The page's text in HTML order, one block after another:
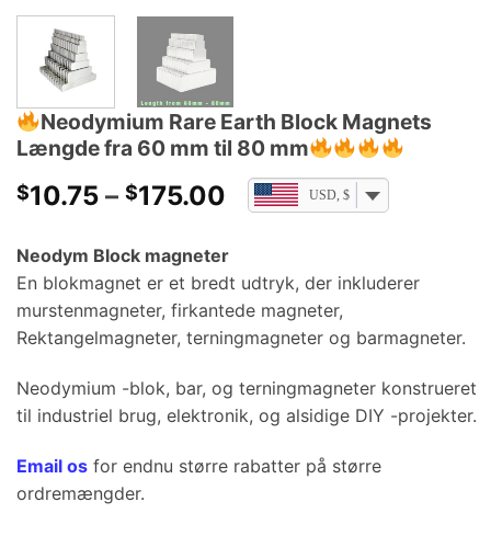
Neodymium Rare Earth Block Magnets
Længde fra 60 mm til 80 mm
$10.75 – $175.00 Prisklasse:
$10.75
ved
$175.00
USD, $
Neodym Block magneter
En blokmagnet er et bredt udtryk, der inkluderer
murstenmagneter, firkantede magneter,
Rektangelmagneter, terningmagneter og barmagneter.
Neodymium -blok, bar, og terningmagneter konstrueret
til industriel brug, elektronik, og alsidige DIY -projekter.
Email os for endnu større rabatter på større
ordremængder.